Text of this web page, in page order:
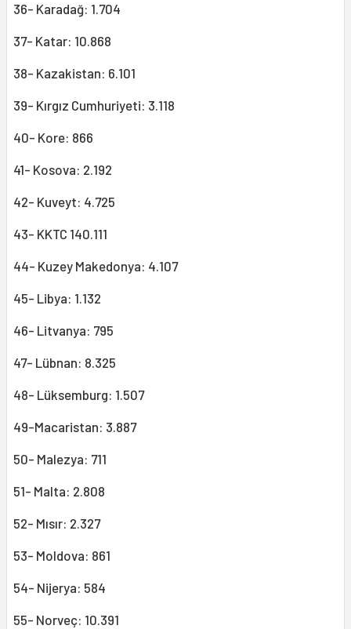
36- Karadağ: 1.704
37- Katar: 10.868
38- Kazakistan: 6.101
39- Kırgız Cumhuriyeti: 3.118
40- Kore: 866
41- Kosova: 2.192
42- Kuveyt: 4.725
43- KKTC 140.111
44- Kuzey Makedonya: 4.107
45- Libya: 1.132
46- Litvanya: 795
47- Lübnan: 8.325
48- Lüksemburg: 1.507
49-Macaristan: 3.887
50- Malezya: 711
51- Malta: 2.808
52- Mısır: 2.327
53- Moldova: 861
54- Nijerya: 584
55- Norveç: 10.391